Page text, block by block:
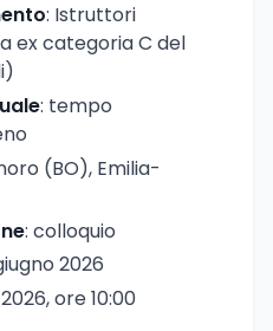
: Istruttori
ex categoria C del
: tempo
(BO), Emilia-
: colloquio
2026
ore 10:00